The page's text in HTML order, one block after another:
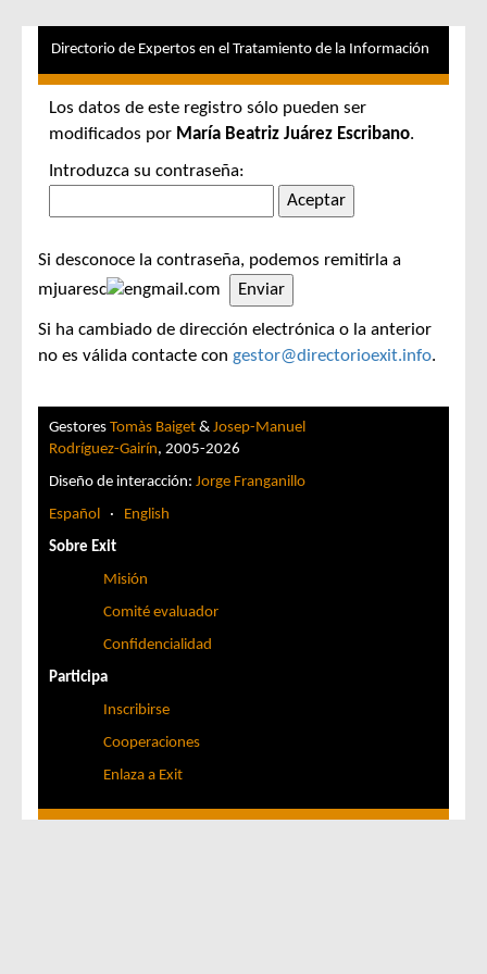
Directorio de Expertos en el Tratamiento de la Información
Los datos de este registro sólo pueden ser
modificados por María Beatriz Juárez Escribano.
Introduzca su contraseña:
Si desconoce la contraseña, podemos remitirla a
mjuaresc
gmail.com
Si ha cambiado de dirección electrónica o la anterior
no es válida contacte con gestor@directorioexit.info.
Gestores Tomàs Baiget & Josep-Manuel
Rodríguez-Gairín, 2005-2026
Diseño de interacción: Jorge Franganillo
Español · English
Sobre Exit
Misión
Comité evaluador
Confidencialidad
Participa
Inscribirse
Cooperaciones
Enlaza a Exit